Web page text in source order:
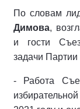
По словам
Димова,
и гости
задачи
- Работа